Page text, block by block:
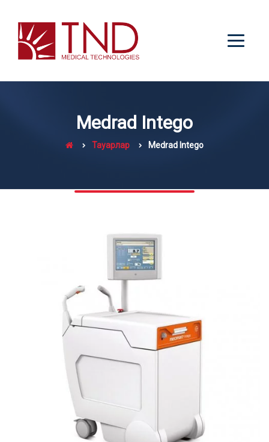
Medrad Intego
Тауарлар Medrad Intego